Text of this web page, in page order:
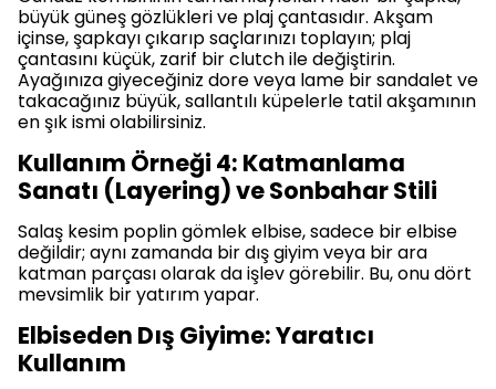
büyük güneş gözlükleri ve plaj çantasıdır. Akşam
içinse, şapkayı çıkarıp saçlarınızı toplayın; plaj
çantasını küçük, zarif bir clutch ile değiştirin.
Ayağınıza giyeceğiniz dore veya lame bir sandalet ve
takacağınız büyük, sallantılı küpelerle tatil akşamının
en şık ismi olabilirsiniz.
Kullanım Örneği 4: Katmanlama
Sanatı (Layering) ve Sonbahar Stili
Salaş kesim poplin gömlek elbise, sadece bir elbise
değildir; aynı zamanda bir dış giyim veya bir ara
katman parçası olarak da işlev görebilir. Bu, onu dört
mevsimlik bir yatırım yapar.
Elbiseden Dış Giyime: Yaratıcı
Kullanım